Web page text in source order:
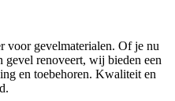
voor gevelmaterialen. Of je nu
renoveert, wij bieden een
en toebehoren. Kwaliteit en